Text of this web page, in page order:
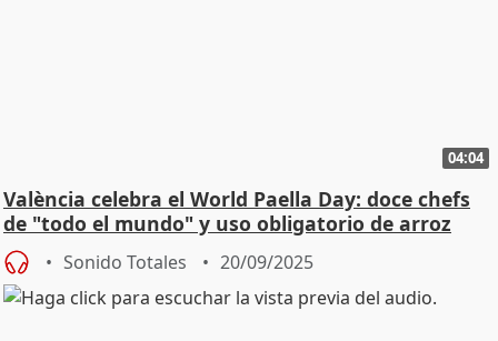
04:04
València celebra el World Paella Day: doce chefs
de "todo el mundo" y uso obligatorio de arroz
Sonido Totales 20/09/2025